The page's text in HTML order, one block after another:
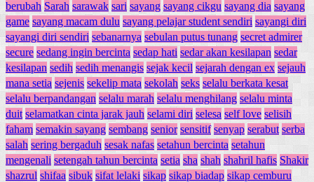
berubah Sarah sarawak sari sayang sayang cikgu sayang dia sayang
game sayang macam dulu sayang pelajar student sendiri sayangi diri
sayangi diri sendiri sebanarnya sebulan putus tunang secret admirer
secure sedang ingin bercinta sedap hati sedar akan kesilapan sedar
kesilapan sedih sedih menangis sejak kecil sejarah dengan ex sejauh
mana setia sejenis sekelip mata sekolah seks selalu berkata kesat
selalu berpandangan selalu marah selalu menghilang selalu minta
duit selamatkan cinta jarak jauh selami diri selesa self love selisih
faham semakin sayang sembang senior sensitif senyap serabut serba
salah sering bergaduh sesak nafas setahun bercinta setahun
mengenali setengah tahun bercinta setia sha shah shahril hafis Shakir
shazrul shifaa sibuk sifat lelaki sikap sikap biadap sikap cemburu